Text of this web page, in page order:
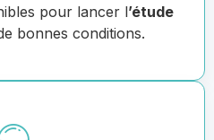
pour lancer l’étude
bonnes conditions.